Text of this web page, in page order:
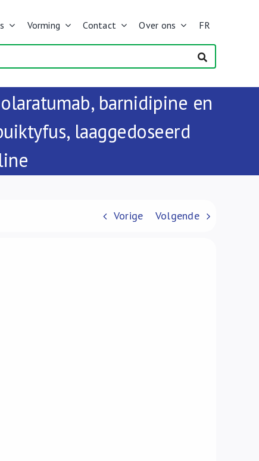
Vorming Contact Over ons FR
barnidipine en
laaggedoseerd
Vorige Volgende